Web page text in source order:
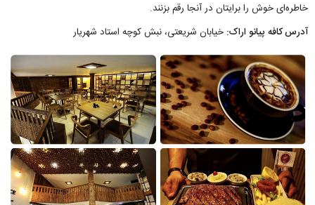
خاطره‌ای خوش را برایتان در آنجا رقم بزنند.
آدرس کافه پیانو اراک: خیابان شریعتی، نبش کوچه استاد شهریار